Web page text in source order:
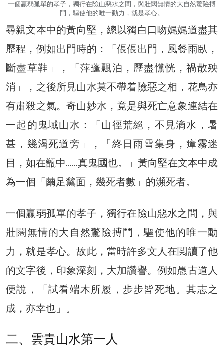
一個贏弱孤單的孝子，獨行在險山惡水之間，與壯闊無情的大自然驚險搏
鬥，驅使他的唯一動力，就是孝心。
尋親文本中的黃向堅，總以獨白口吻娓娓道盡其
歷程，例如出門時的：「倀倀出門，風餐雨臥，
斷盡草鞋」，「萍蓬飄泊，歷盡戃恍，禍散殃
消」，之後所見山水莫不帶着險惡之相，花鳥亦
有肅殺之氣。奇山妙水，竟是與死亡意象連結在
一起的鬼域山水：「山徑荒絕，不見滴水，暑
甚，幾渴死道旁」，「終日雨雪集身，瘴霧迷
目，如在甑中……真鬼國也。」黃向堅在文本中成
為一個「繭足黧面，幾死者數」的瀕死者。
一個贏弱孤單的孝子，獨行在險山惡水之間，與
壯闊無情的大自然驚險搏鬥，驅使他的唯一動
力，就是孝心。故此，當時許多文人在閲讀了他
的文字後，印象深刻，大加讚譽。例如愚古道人
便說，「試看端木所履，步步皆死地。其志之
成，亦幸也」。
二、雲貴山水第一人